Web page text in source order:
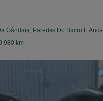
Gândara, Paredes Do Bairro E
km